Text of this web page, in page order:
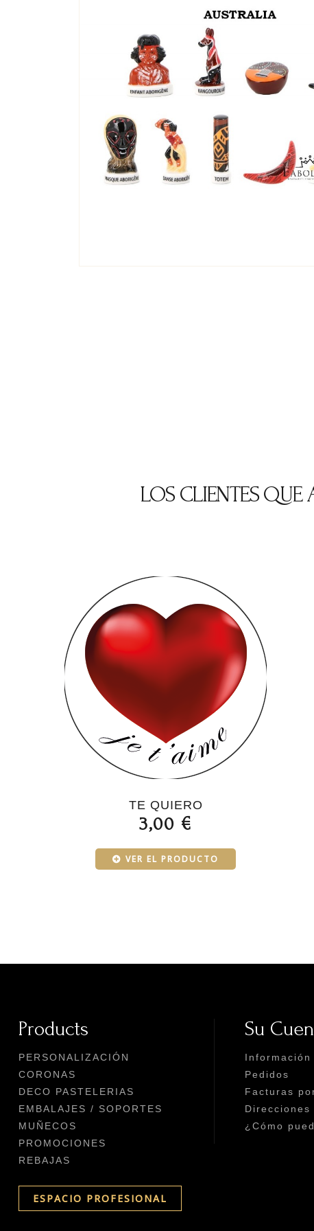
LOS CLIENTES QUE
TE QUIERO
3,00 €
VER EL PRODUCTO
Products
PERSONALIZACIÓN
CORONAS
DECO PASTELERIAS
EMBALAJES / SOPORTES
MUÑECOS
PROMOCIONES
REBAJAS
ESPACIO PROFESIONAL
Su
Información
Pedidos
Facturas
Direcciones
¿Cómo